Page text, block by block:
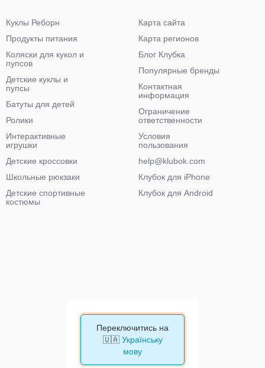
Куклы Реборн
Продукты питания
Коляски для кукол и
пупсов
Детские куклы и
пупсы
Батуты для детей
Ролики
Интерактивные
игрушки
Детские кроссовки
Школьные рюкзаки
Детские спортивные
костюмы
Карта сайта
Карта регионов
Блог Клубка
Популярные бренды
Контактная
информация
Ограничение
ответственности
Условия
пользования
help@klubok.com
Клубок для iPhone
Клубок для Android
Переключитись на
🇺🇦 Українську
мову